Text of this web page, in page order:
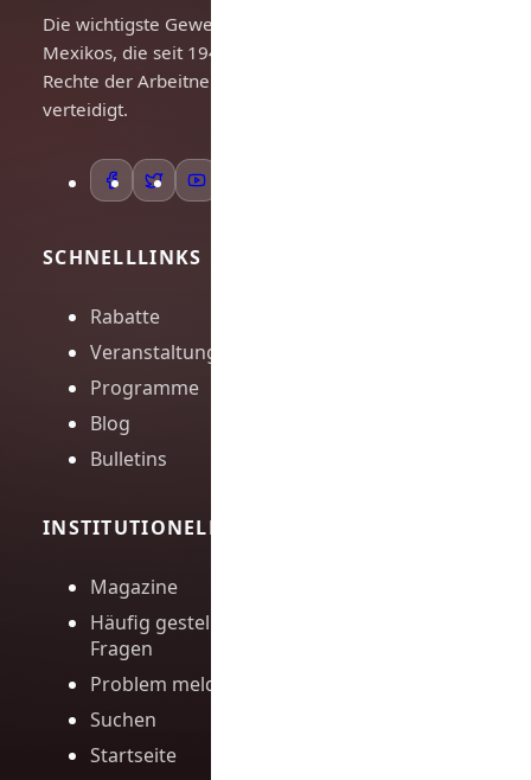
Die wichtigste Gewerkschaft
Mexikos, die seit 1948 die
Rechte der Arbeitnehmer
verteidigt.
SCHNELLLINKS
Rabatte
Veranstaltungen
Programme
Blog
Bulletins
INSTITUTIONELL
Magazine
Häufig gestellte
Fragen
Problem melden
Suchen
Startseite